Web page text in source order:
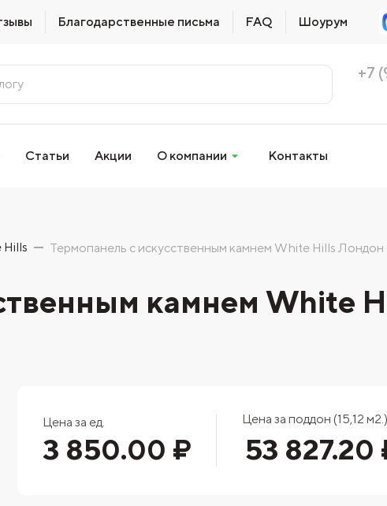
Благодарственные письма FAQ Шоурум
+7
Статьи Акции О компании Контакты
Термопанель с искусственным камнем White Hills
камнем White
Цена за ед.
3 850.00 ₽
Цена за поддон (15,12 м2.)
53 827.20